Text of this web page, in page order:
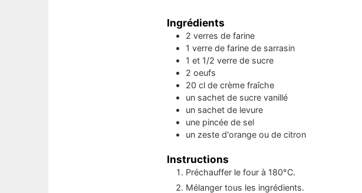
Ingrédients
2 verres de farine
1 verre de farine de sarrasin
1 et 1/2 verre de sucre
2 oeufs
20 cl de crème fraîche
un sachet de sucre vanillé
un sachet de levure
une pincée de sel
un zeste d'orange ou de citron
Instructions
Préchauffer le four à 180°C.
Mélanger tous les ingrédients.